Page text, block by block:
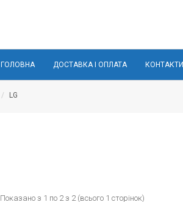
ГОЛОВНА ДОСТАВКА І ОПЛАТА КОНТАКТИ
LG
Показано з 1 по 2 з 2 (всього 1 сторінок)